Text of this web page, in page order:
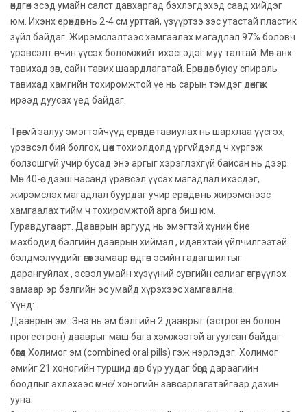
өндгөн эсэд умайн салст давхаргад бэхлэгдэхэд саад хийдэг
юм. Ихэнх ерөндөг нь 2-4 см урттай, үзүүртээ зэс утастай пластик
зүйл байдаг. Жирэмслэлтээс хамгаалах магадлал 97% боловч
үрэвсэлт өвчин үүсэх боломжийг ихэсгэдэг муу талтай. Мөн анх
тавихад зөв, сайн тавих шаардлагатай. Ерөндөг буюу спираль
тавихад хамгийн тохиромжтой үе нь сарын тэмдэг дөнгөж
ирээд дуусах үед байдаг.
Төрөөгvй залуу эмэгтэйчүүд ерөндөг тавиулах нь шархлаа үүсгэх,
үрэвсэл бий болгох, цөөн тохиолдолд үргvйдэлд ч хүргэж
болзошгүй учир бусад энэ аргыг хэрэглэхгүй байсан нь дээр.
Мөн 40-өөс дээш насанд үрэвсэл үүсэх магадлал ихэсдэг,
жирэмслэх магадлал буурдаг учир ерөндөг нь жирэмснээс
хамгаалах тийм ч тохиромжтой арга биш юм.
Гуравдугаарт. Дааврын аргууд нь эмэгтэй хүний бие
махбодид бэлгийн дааврын хиймэл , идэвхтэй үйлчилгээтэй
бэлдмэлүүдийг өгөх замаар өндгөн эсийн гадагшилтыг
дарангуйлах , эсвэл умайн хүзүүний сувгийн салиаг өтгөрүүлэх
замаар эр бэлгийн эс умайд хүрэхээс хамгаална.
Үүнд:
Дааврын эм: Энэ нь эм бэлгийн 2 дааврыг (эстроген болон
прогестрон) дааврыг маш бага хэмжээтэй агуулсан байдаг
бөгөөд Холимог эм (combined oral pills) гэж нэрлэдэг. Холимог
эмийг 21 хоногийн туршид өдөр бүр уудаг бөгөөд дараагийн
боодлыг эхлэхээс өмнө 7 хоногийн завсарлагатайгаар дахин
ууна.